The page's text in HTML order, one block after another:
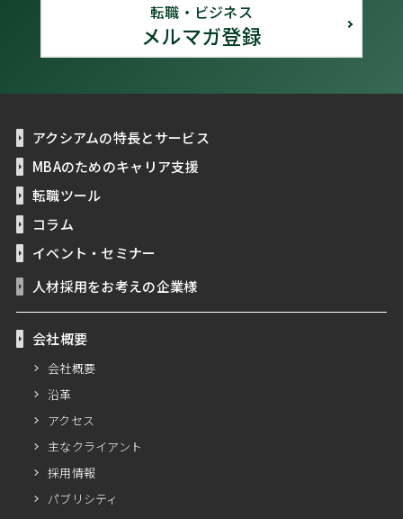
転職・ビジネス
メルマガ登録
アクシアムの特長とサービス
MBAのためのキャリア支援
転職ツール
コラム
イベント・セミナー
人材採用をお考えの企業様
会社概要
会社概要
沿革
アクセス
主なクライアント
採用情報
パブリシティ